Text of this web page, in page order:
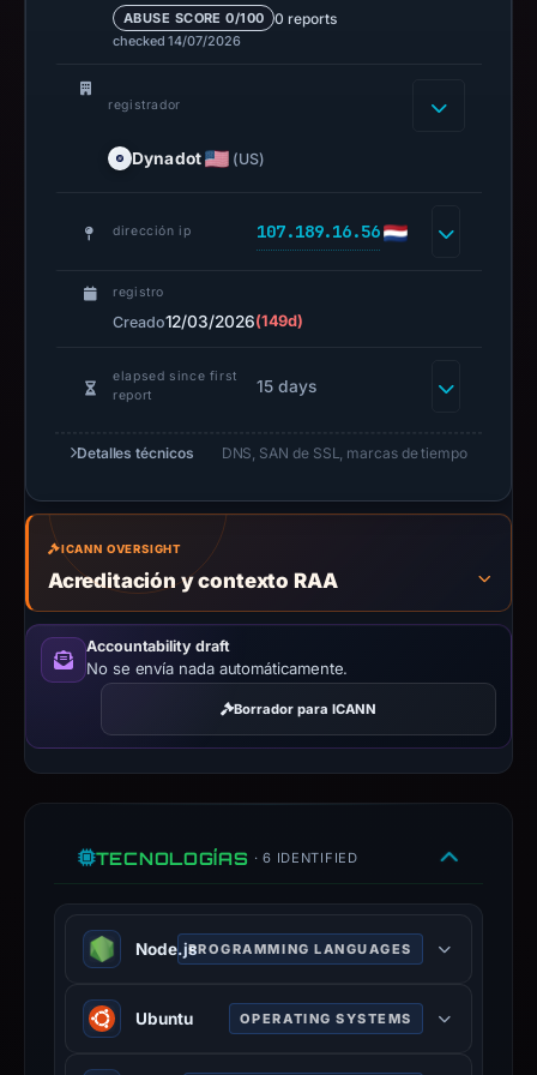
ABUSE SCORE 0/100 0 reports
checked 14/07/2026
registrador
Dynadot (US)
dirección ip 107.189.16.56
registro
Creado12/03/2026(149d)
elapsed since first
report
15 days
Detalles técnicos DNS, SAN de SSL, marcas de tiempo
ICANN OVERSIGHT
Acreditación y contexto RAA
Accountability draft
No se envía nada automáticamente.
Borrador para ICANN
TECNOLOGÍAS · 6 IDENTIFIED
Node.jsPROGRAMMING LANGUAGES
Node.js is an open-source, cross-
platform, JavaScript runtime
Ubuntu OPERATING SYSTEMS
Ubuntu is a free and open-source